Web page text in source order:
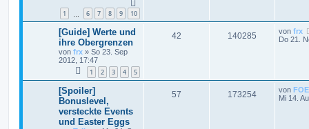
1 6 7 8 9 10
[Guide] Werte und
ihre Obergrenzen
von frx » So 23. Sep
2012, 17:47
1 2 3 4 5
42 140285 von frx
Do 21.
[Spoiler]
Bonuslevel,
versteckte Events
und Easter Eggs
57 173254 von FOE
Mi 14.